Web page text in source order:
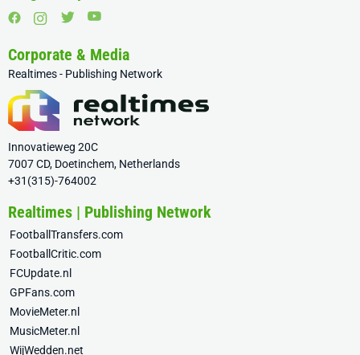
Corporate & Media
Realtimes - Publishing Network
Innovatieweg 20C
7007 CD, Doetinchem, Netherlands
+31(315)-764002
Realtimes | Publishing Network
FootballTransfers.com
FootballCritic.com
FCUpdate.nl
GPFans.com
MovieMeter.nl
MusicMeter.nl
WijWedden.net